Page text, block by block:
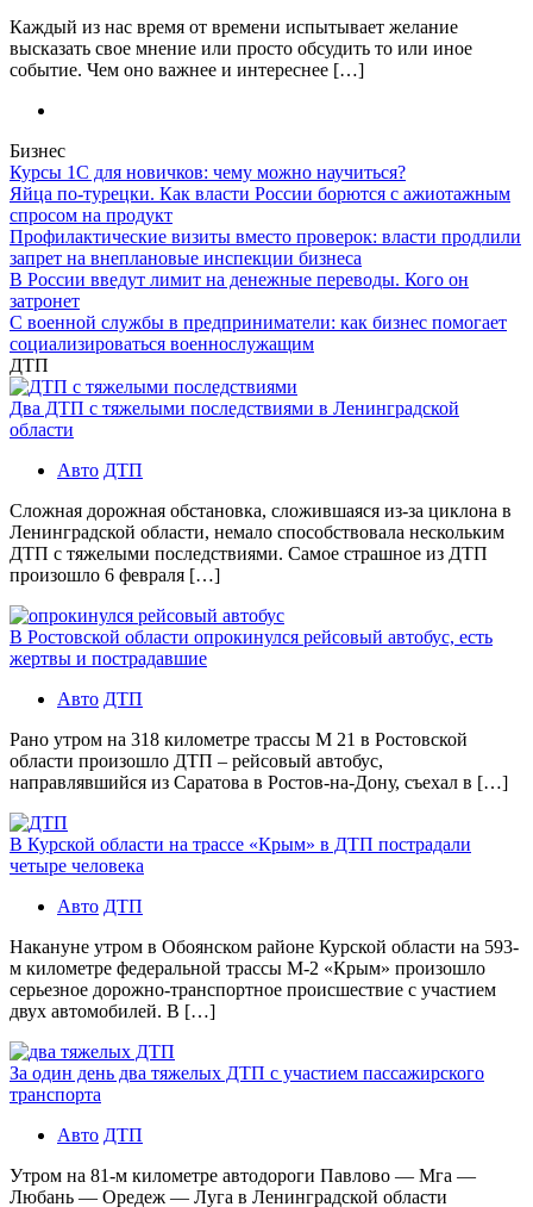
Каждый из нас время от времени испытывает желание
высказать свое мнение или просто обсудить то или иное
событие. Чем оно важнее и интереснее […]
Бизнес
Курсы 1С для новичков: чему можно научиться?
Яйца по-турецки. Как власти России борются с ажиотажным
спросом на продукт
Профилактические визиты вместо проверок: власти продлили
запрет на внеплановые инспекции бизнеса
В России введут лимит на денежные переводы. Кого он
затронет
С военной службы в предприниматели: как бизнес помогает
социализироваться военнослужащим
ДТП
Два ДТП с тяжелыми последствиями в Ленинградской
области
Авто ДТП
Сложная дорожная обстановка, сложившаяся из-за циклона в
Ленинградской области, немало способствовала нескольким
ДТП с тяжелыми последствиями. Самое страшное из ДТП
произошло 6 февраля […]
В Ростовской области опрокинулся рейсовый автобус, есть
жертвы и пострадавшие
Авто ДТП
Рано утром на 318 километре трассы М 21 в Ростовской
области произошло ДТП – рейсовый автобус,
направлявшийся из Саратова в Ростов-на-Дону, съехал в […]
В Курской области на трассе «Крым» в ДТП пострадали
четыре человека
Авто ДТП
Накануне утром в Обоянском районе Курской области на 593-
м километре федеральной трассы М-2 «Крым» произошло
серьезное дорожно-транспортное происшествие с участием
двух автомобилей. В […]
За один день два тяжелых ДТП с участием пассажирского
транспорта
Авто ДТП
Утром на 81-м километре автодороги Павлово — Мга —
Любань — Оредеж — Луга в Ленинградской области